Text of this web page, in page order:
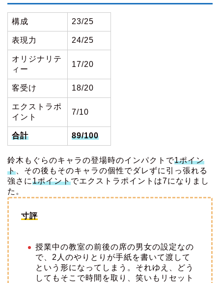
構成 23/25
表現力 24/25
オリジナリテ
ィー
17/20
客受け 18/20
エクストラポ
イント
7/10
合計 89/100
鈴木もぐらのキャラの登場時のインパクトで1ポイン
ト 、その後もそのキャラの個性でダレずに引っ張れる
強さに1ポイントでエクストラポイントは7になりまし
た。
寸評
授業中の教室の前後の席の男女の設定なの
で、2人のやりとりが手紙を書いて渡して
という形になってしまう。それゆえ、どう
してもそこで時間を取り、笑いもリセット